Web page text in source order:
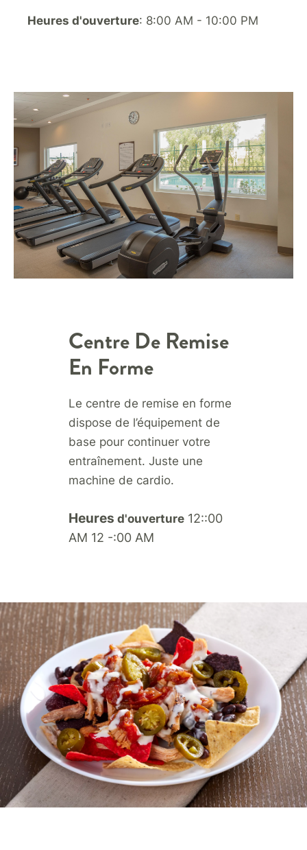
Heures d'ouverture: 8:00 AM - 10:00 PM
Centre De Remise
En Forme
Le centre de remise en forme
dispose de l’équipement de
base pour continuer votre
entraînement. Juste une
machine de cardio.
Heures d'ouverture 12::00
AM 12 -:00 AM